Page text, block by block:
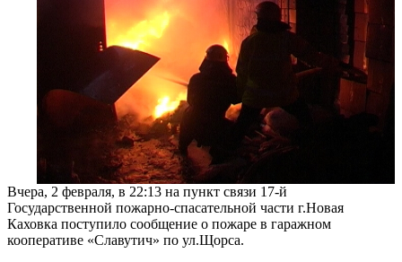
Вчера, 2 февраля, в 22:13 на пункт связи 17-й
Государственной пожарно-спасательной части г.Новая
Каховка поступило сообщение о пожаре в гаражном
кооперативе «Славутич» по ул.Щорса.